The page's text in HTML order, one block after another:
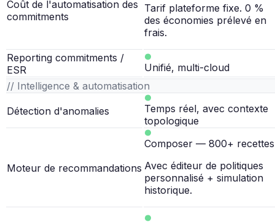
Coût de l'automatisation des
commitments
Tarif plateforme fixe. 0 %
des économies prélevé en
frais.
Reporting commitments /
ESR
Unifié, multi-cloud
// Intelligence & automatisation
Détection d'anomalies
Temps réel, avec contexte
topologique
Moteur de recommandations
Composer — 800+ recettes
Avec éditeur de politiques
personnalisé + simulation
historique.